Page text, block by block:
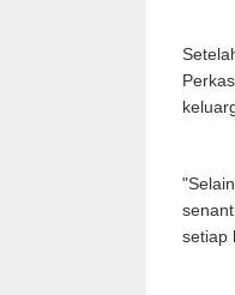
setiap